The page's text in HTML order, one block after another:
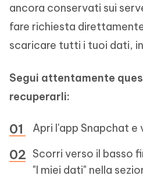
ancora conservati sui
fare richiesta
scaricare tutti i tuoi dati,
Segui attentamente
recuperarli:
Apri l'app Snapchat e
Scorri verso il basso
"I miei dati" nella